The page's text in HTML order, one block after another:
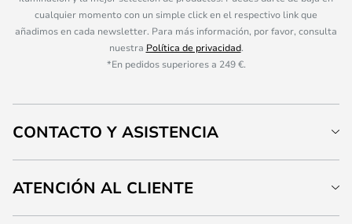
cualquier momento con un simple click en el respectivo link que
añadimos en cada newsletter. Para más información, por favor, consulta
nuestra Política de privacidad.
*En pedidos superiores a 249 €.
CONTACTO Y ASISTENCIA
ATENCIÓN AL CLIENTE